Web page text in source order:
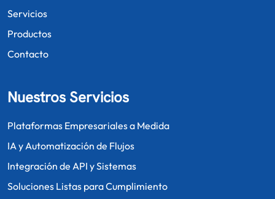
Servicios
Productos
Contacto
Nuestros Servicios
Plataformas Empresariales a Medida
IA y Automatización de Flujos
Integración de API y Sistemas
Soluciones Listas para Cumplimiento